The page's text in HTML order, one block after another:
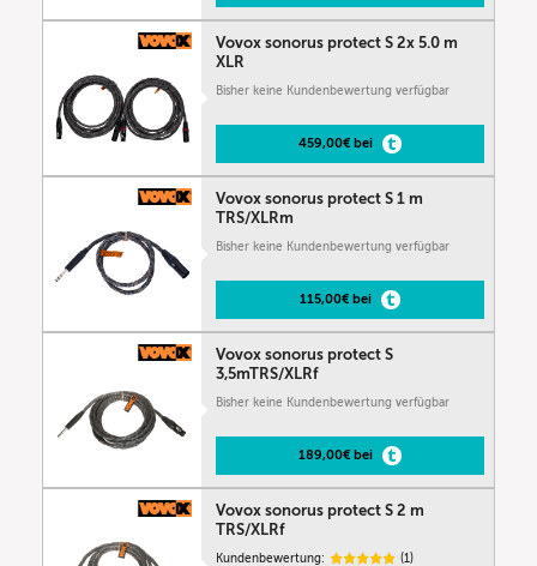
Vovox sonorus protect S 2x 5.0 m
XLR
Bisher keine Kundenbewertung verfügbar
459,00€ bei
Vovox sonorus protect S 1 m
TRS/XLRm
Bisher keine Kundenbewertung verfügbar
115,00€ bei
Vovox sonorus protect S
3,5mTRS/XLRf
Bisher keine Kundenbewertung verfügbar
189,00€ bei
Vovox sonorus protect S 2 m
TRS/XLRf
Kundenbewertung: (1)